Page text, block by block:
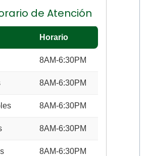
de Atención
Horario
8AM-6:30PM
8AM-6:30PM
8AM-6:30PM
8AM-6:30PM
8AM-6:30PM